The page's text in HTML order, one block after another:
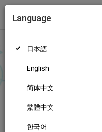
トップ
Language
日本語
English
简体中文
繁體中文
한국어
人のファンが応援しています。
全年齢向け